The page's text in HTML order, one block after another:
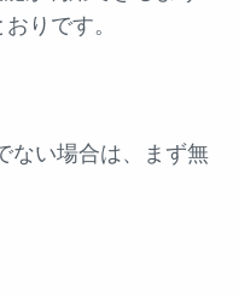
りです。
ない場合は、まず無